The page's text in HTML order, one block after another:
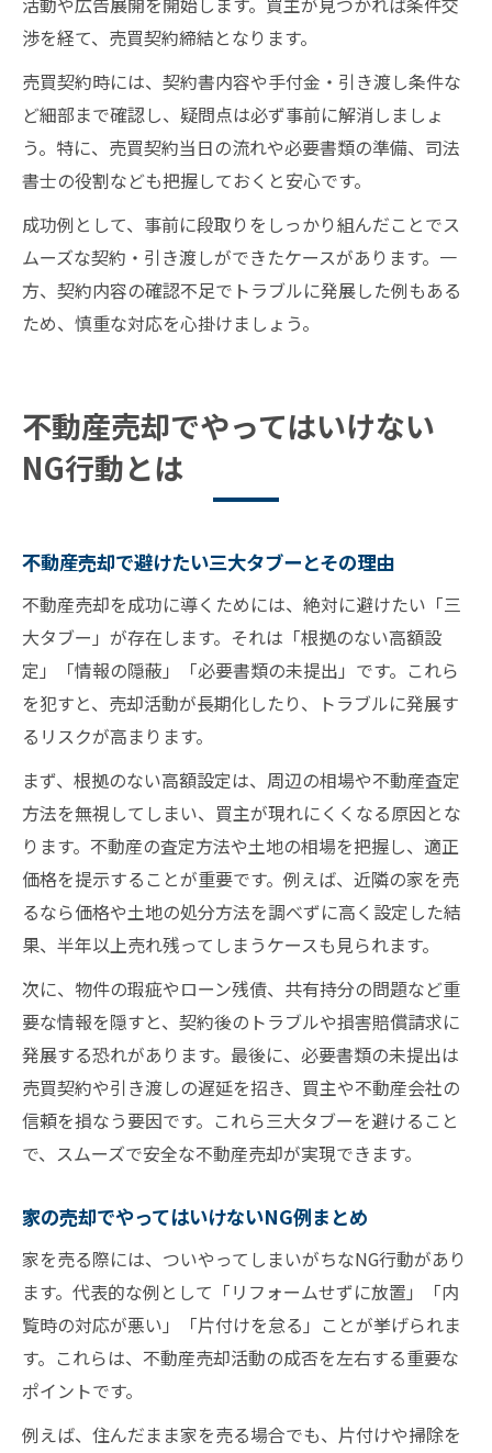
渉を経て、売買契約締結となります。
売買契約時には、契約書内容や手付金・引き渡し条件な
ど細部まで確認し、疑問点は必ず事前に解消しましょ
う。特に、売買契約当日の流れや必要書類の準備、司法
書士の役割なども把握しておくと安心です。
成功例として、事前に段取りをしっかり組んだことでス
ムーズな契約・引き渡しができたケースがあります。一
方、契約内容の確認不足でトラブルに発展した例もある
ため、慎重な対応を心掛けましょう。
不動産売却でやってはいけない
NG行動とは
不動産売却で避けたい三大タブーとその理由
不動産売却を成功に導くためには、絶対に避けたい「三
大タブー」が存在します。それは「根拠のない高額設
定」「情報の隠蔽」「必要書類の未提出」です。これら
を犯すと、売却活動が長期化したり、トラブルに発展す
るリスクが高まります。
まず、根拠のない高額設定は、周辺の相場や不動産査定
方法を無視してしまい、買主が現れにくくなる原因とな
ります。不動産の査定方法や土地の相場を把握し、適正
価格を提示することが重要です。例えば、近隣の家を売
るなら価格や土地の処分方法を調べずに高く設定した結
果、半年以上売れ残ってしまうケースも見られます。
次に、物件の瑕疵やローン残債、共有持分の問題など重
要な情報を隠すと、契約後のトラブルや損害賠償請求に
発展する恐れがあります。最後に、必要書類の未提出は
売買契約や引き渡しの遅延を招き、買主や不動産会社の
信頼を損なう要因です。これら三大タブーを避けること
で、スムーズで安全な不動産売却が実現できます。
家の売却でやってはいけないNG例まとめ
家を売る際には、ついやってしまいがちなNG行動があり
ます。代表的な例として「リフォームせずに放置」「内
覧時の対応が悪い」「片付けを怠る」ことが挙げられま
す。これらは、不動産売却活動の成否を左右する重要な
ポイントです。
例えば、住んだまま家を売る場合でも、片付けや掃除を